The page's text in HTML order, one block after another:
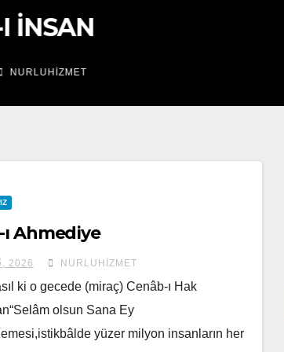
İNSAN
ı Ahmediye
2026 NURLUHIZMET
ki o gecede (miraç) Cenâb-ı Hak
olsun Sana Ey
yüzer milyon insanların her